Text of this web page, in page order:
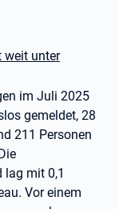
weit unter
im Juli 2025
gemeldet, 28
211 Personen
lag mit 0,1
Vor einem